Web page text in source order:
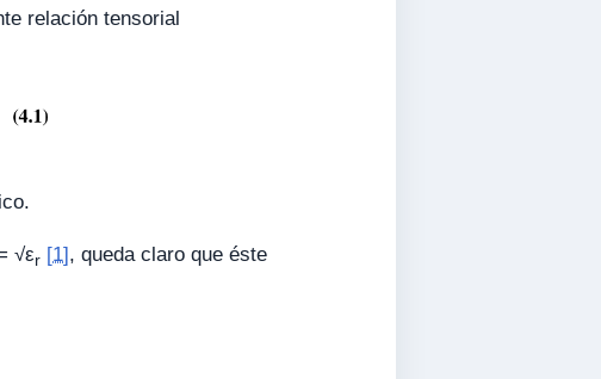
relación tensorial
√εr [1] , queda claro que éste